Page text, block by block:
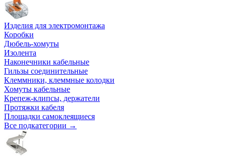
Изделия для электромонтажа
Коробки
Дюбель-хомуты
Изолента
Наконечники кабельные
Гильзы соединительные
Клеммники, клеммные колодки
Хомуты кабельные
Крепеж-клипсы, держатели
Протяжки кабеля
Площадки самоклеящиеся
Все подкатегории →